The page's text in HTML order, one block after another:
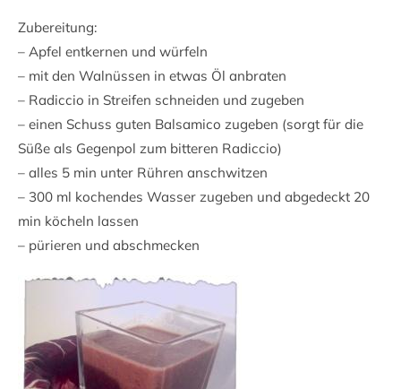
Zubereitung:
– Apfel entkernen und würfeln
– mit den Walnüssen in etwas Öl anbraten
– Radiccio in Streifen schneiden und zugeben
– einen Schuss guten Balsamico zugeben (sorgt für die
Süße als Gegenpol zum bitteren Radiccio)
– alles 5 min unter Rühren anschwitzen
– 300 ml kochendes Wasser zugeben und abgedeckt 20
min köcheln lassen
– pürieren und abschmecken